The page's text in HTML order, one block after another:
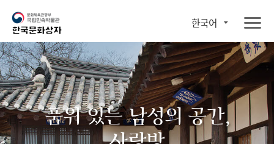
한국어
품위 있는 남성의 공간,